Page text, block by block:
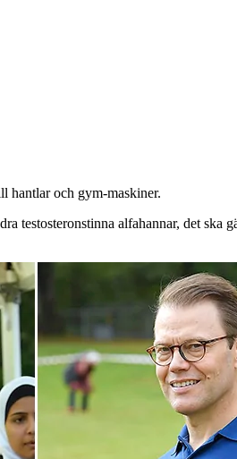
hantlar och gym-maskiner.
testosteronstinna alfahannar, det